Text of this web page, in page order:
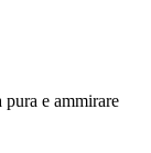
e ammirare